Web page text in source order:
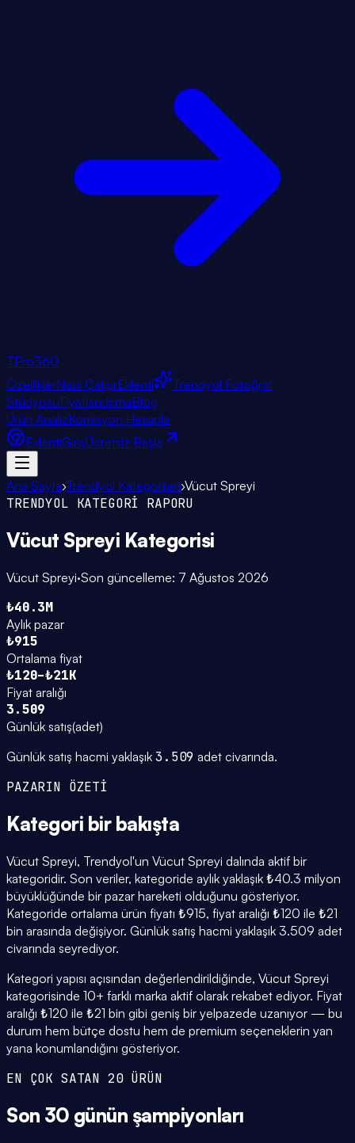
TPro360
ÖzelliklerNasıl ÇalışırEklenti
Trendyol Fotoğraf
StüdyosuFiyatlandırmaBlog
Ürün AnalizKomisyon Hesapla
EklentiGirişÜcretsiz Başla
Ana Sayfa›Trendyol Kategorileri›Vücut Spreyi
TRENDYOL KATEGORİ RAPORU
Vücut Spreyi Kategorisi
Vücut Spreyi·Son güncelleme: 7 Ağustos 2026
₺40.3M
Aylık pazar
₺915
Ortalama fiyat
₺120–₺21K
Fiyat aralığı
3.509
Günlük satış(adet)
Günlük satış hacmi yaklaşık 3.509 adet civarında.
PAZARIN ÖZETİ
Kategori bir bakışta
Vücut Spreyi, Trendyol'un Vücut Spreyi dalında aktif bir
kategoridir. Son veriler, kategoride aylık yaklaşık ₺40.3 milyon
büyüklüğünde bir pazar hareketi olduğunu gösteriyor.
Kategoride ortalama ürün fiyatı ₺915, fiyat aralığı ₺120 ile ₺21
bin arasında değişiyor. Günlük satış hacmi yaklaşık 3.509 adet
civarında seyrediyor.
Kategori yapısı açısından değerlendirildiğinde, Vücut Spreyi
kategorisinde 10+ farklı marka aktif olarak rekabet ediyor. Fiyat
aralığı ₺120 ile ₺21 bin gibi geniş bir yelpazede uzanıyor — bu
durum hem bütçe dostu hem de premium seçeneklerin yan
yana konumlandığını gösteriyor.
EN ÇOK SATAN 20 ÜRÜN
Son 30 günün şampiyonları